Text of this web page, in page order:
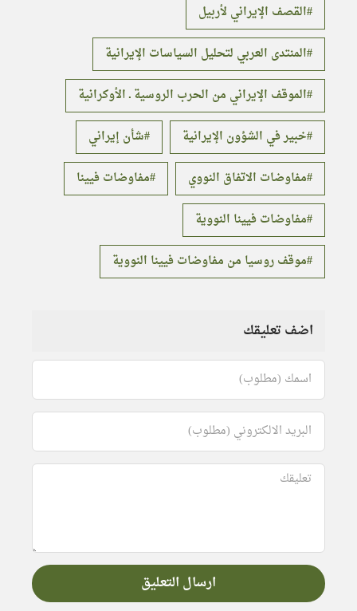
القصف الإيراني لأربيل
المنتدى العربي لتحليل السياسات الإيرانية
الموقف الإيراني من الحرب الروسية ـ الأوكرانية
خبير في الشؤون الإيرانية
شأن إيراني
مفاوضات الاتفاق النووي
مفاوضات فيينا
مفاوضات فيينا النووية
موقف روسيا من مفاوضات فيينا النووية
اضف تعليقك